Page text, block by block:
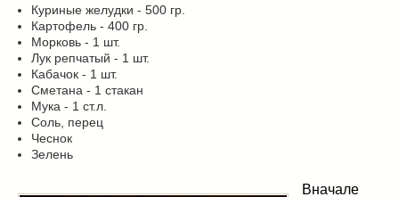
разном(9)
Постные рецепты (8)
Праздничные блюда(21)
8 марта (1)
День всех влюбленных
мужские даты
Новогоднее меню
Куриные желудки - 500 гр.
Картофель - 400 гр.
Морковь - 1 шт.
Лук репчатый - 1 шт.
Кабачок - 1 шт.
Сметана - 1 стакан
Мука - 1 ст.л.
Соль, перец
Чеснок
Зелень
Вначале